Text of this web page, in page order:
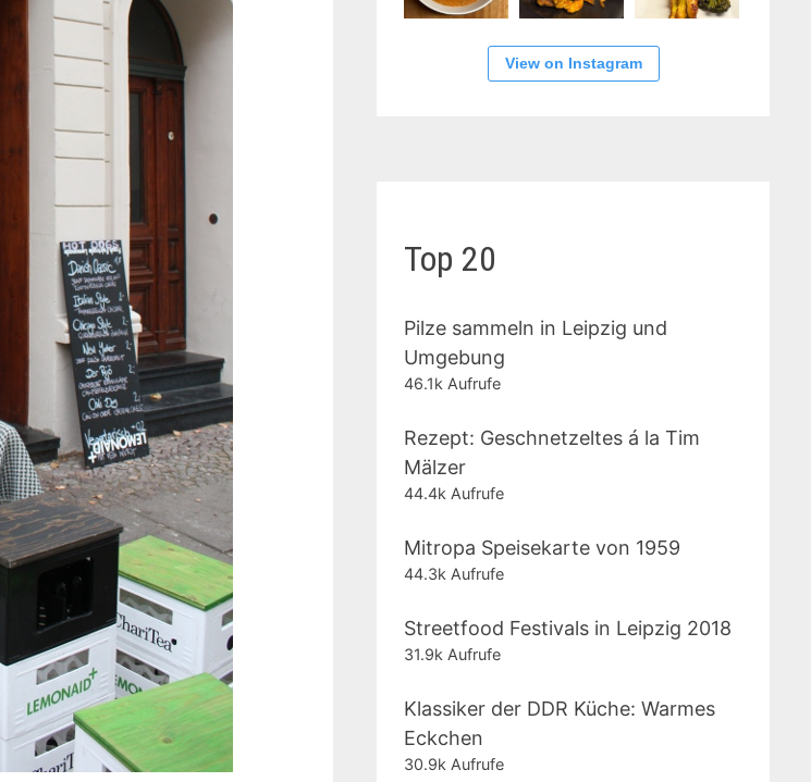
View on Instagram
Top 20
Pilze sammeln in Leipzig und
Umgebung
46.1k Aufrufe
Rezept: Geschnetzeltes á la Tim
Mälzer
44.4k Aufrufe
Mitropa Speisekarte von 1959
44.3k Aufrufe
Streetfood Festivals in Leipzig 2018
31.9k Aufrufe
Klassiker der DDR Küche: Warmes
Eckchen
30.9k Aufrufe